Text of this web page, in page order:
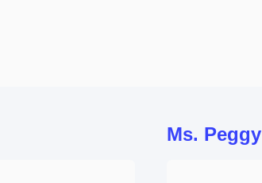
Ms. Peggy